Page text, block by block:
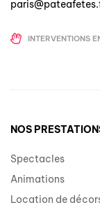
INTERVENTIONS
NOS
Spectacles
Animations
Location de